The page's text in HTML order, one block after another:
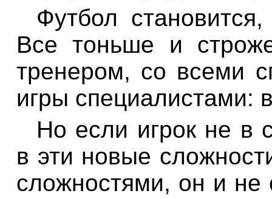
Футбол
Все тоньше и
тренером, со всеми
игры специалистами:
Но если игрок не в
в эти новые
сложностями, он и не